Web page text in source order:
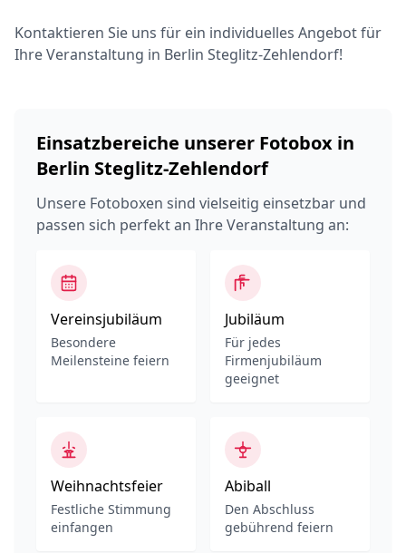
Kontaktieren Sie uns für ein individuelles Angebot für
Ihre Veranstaltung in Berlin Steglitz-Zehlendorf!
Einsatzbereiche unserer Fotobox in
Berlin Steglitz-Zehlendorf
Unsere Fotoboxen sind vielseitig einsetzbar und
passen sich perfekt an Ihre Veranstaltung an:
Vereinsjubiläum
Besondere
Meilensteine feiern
Jubiläum
Für jedes
Firmenjubiläum
geeignet
Weihnachtsfeier
Festliche Stimmung
einfangen
Abiball
Den Abschluss
gebührend feiern